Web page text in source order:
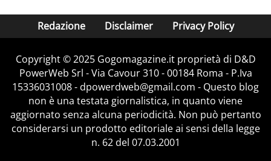
Redazione Disclaimer Privacy Policy
Copyright © 2025 Gogomagazine.it proprietà di D&D
PowerWeb Srl - Via Cavour 310 - 00184 Roma - P.Iva
15336031008 - dpowerdweb@gmail.com - Questo blog
non è una testata giornalistica, in quanto viene
aggiornato senza alcuna periodicità. Non può pertanto
considerarsi un prodotto editoriale ai sensi della legge
n. 62 del 07.03.2001